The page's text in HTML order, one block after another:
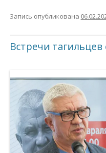
Запись опубликована
Встречи